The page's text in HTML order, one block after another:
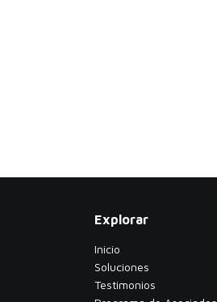
Explorar
Inicio
Soluciones
Testimonios